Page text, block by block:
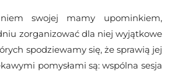
swojej mamy upominkiem,
zorganizować dla niej wyjątkowe
spodziewamy się, że sprawią jej
pomysłami są: wspólna sesja